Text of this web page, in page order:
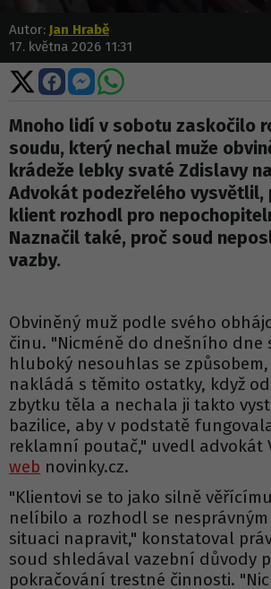
Autor: Jan Hrabě
17. května 2026 11:31
Sdílet
na
X
Sdílet
na
Facebooku
Sdílet
na
Messengeru
Sdílet
WhatsApp
Mnoho lidí v sobotu zaskočilo
soudu, který nechal muže
krádeže lebky svaté Zdislavy
Advokát podezřelého vysvětlil,
klient rozhodl pro
Naznačil také, proč soud
vazby.
Obviněný muž podle svého
činu. "Nicméně do dnešního dne
hluboký nesouhlas se
nakládá s těmito ostatky, když
zbytku těla a nechala ji takto
bazilice, aby v podstatě
reklamní poutač," uvedl advokát
web novinky.cz.
"Klientovi se to jako silně
nelíbilo a rozhodl se nesprávným
situaci napravit," konstatoval
soud shledával vazební důvody
pokračování trestné činnosti.